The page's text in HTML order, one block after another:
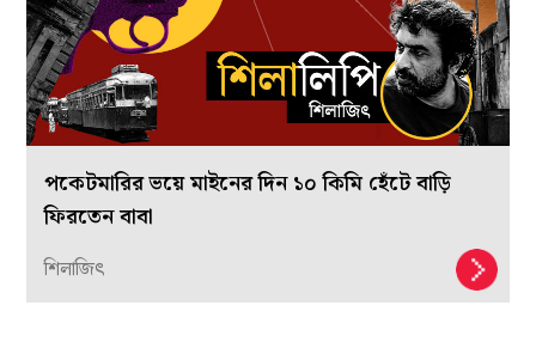
পকেটমারির ভয়ে মাইনের দিন ১০ কিমি হেঁটে বাড়ি
ফিরতেন বাবা
শিলাজিৎ